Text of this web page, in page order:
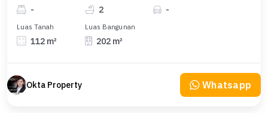
- 2 -
Luas Tanah
112 m²
Luas Bangunan
202 m²
Okta Property Whatsapp